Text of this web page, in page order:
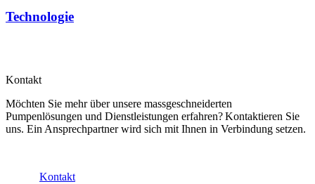
Technologie
Kontakt
Möchten Sie mehr über unsere massgeschneiderten
Pumpenlösungen und Dienstleistungen erfahren? Kontaktieren Sie
uns. Ein Ansprechpartner wird sich mit Ihnen in Verbindung setzen.
Kontakt